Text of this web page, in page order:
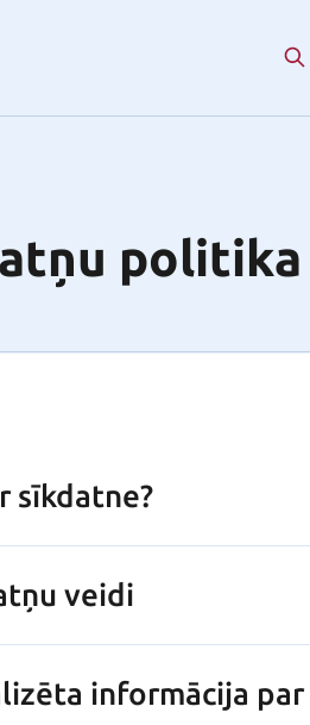
politika
sīkdatne?
veidi
informācija